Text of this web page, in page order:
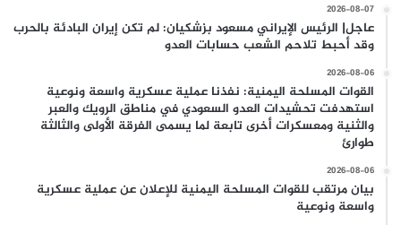
2026-08-07
عاجل| الرئيس الإيراني مسعود بزشكيان: لم تكن إيران البادئة بالحرب
وقد أحبط تلاحم الشعب حسابات العدو
2026-08-06
القوات المسلحة اليمنية: نفذنا عملية عسكرية واسعة ونوعية
استهدفت تحشيدات العدو السعودي في مناطق الرويك والعبر
والثنية ومعسكرات أخرى تابعة لما يسمى الفرقة الأولى والثالثة
طوارئ
2026-08-06
بيان مرتقب للقوات المسلحة اليمنية للإعلان عن عملية عسكرية
واسعة ونوعية